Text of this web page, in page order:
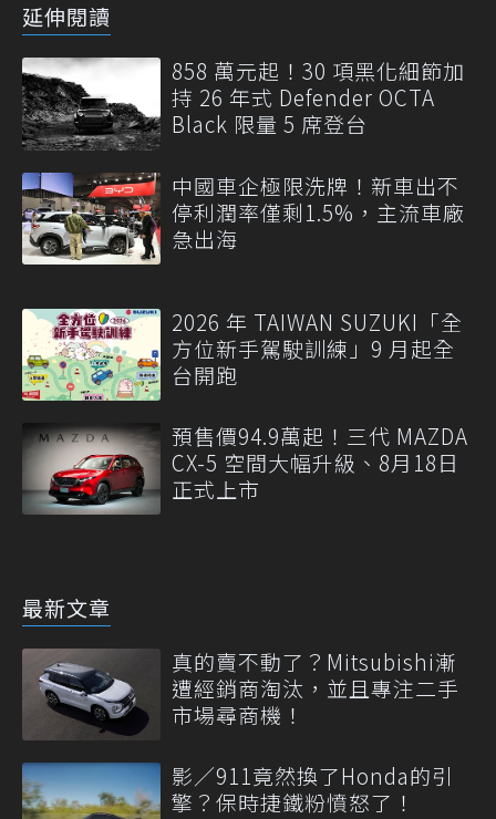
延伸閱讀
858 萬元起！30 項黑化細節加
持 26 年式 Defender OCTA
Black 限量 5 席登台
中國車企極限洗牌！新車出不
停利潤率僅剩1.5%，主流車廠
急出海
2026 年 TAIWAN SUZUKI「全
方位新手駕駛訓練」9 月起全
台開跑
預售價94.9萬起！三代 MAZDA
CX-5 空間大幅升級、8月18日
正式上市
最新文章
真的賣不動了？Mitsubishi漸
遭經銷商淘汰，並且專注二手
市場尋商機！
影／911竟然換了Honda的引
擎？保時捷鐵粉憤怒了！